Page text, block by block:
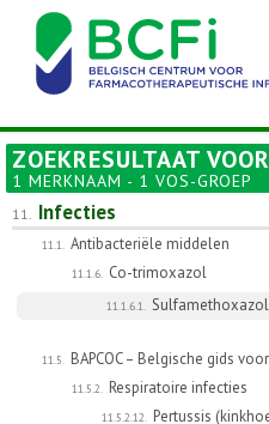
ZOEKRESULTAAT VOOR
1 MERKNAAM - 1 VOS-GROEP
11. Infecties
11.1. Antibacteriële middelen
11.1.6. Co-trimoxazol
11.1.6.1.
11.5. BAPCOC – Belgische gids
11.5.2. Respiratoire infecties
11.5.2.12. Pertussis